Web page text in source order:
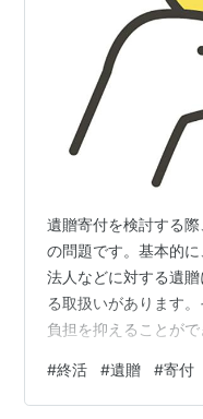
遺贈寄付を検討する
の問題です。基本的
法人などに対する遺
る取扱いがあります
負担を抑えることが
るわけではありませ
があり、事前に確認
#終活 #遺贈 #寄付